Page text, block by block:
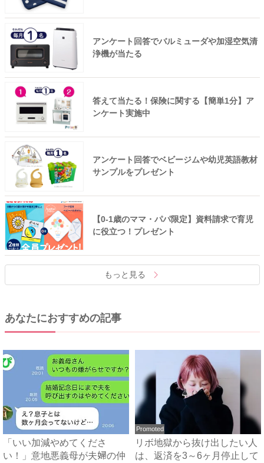
アンケート回答でバルミューダや加湿空気清
浄機が当たる
答えて当たる！保険に関する【簡単1分】ア
ンケート実施中
アンケート回答でベビージムや幼児英語教材
サンプルをプレゼント
【0-1歳のママ・パパ限定】資料請求で育児
に役立つ！プレゼント
もっと見る
あなたにおすすめの記事
「いい加減やめてくださ
い！」意地悪義母が夫婦の仲
Promoted
リボ地獄から抜け出したい人
は、返済を3～6ヶ月停止して